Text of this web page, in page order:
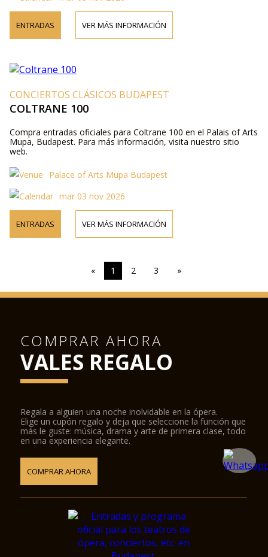
ENTRADAS VER MÁS INFORMACIÓN
CONCIERTOS CLÁSICOS BUDAPEST
COLTRANE 100
Compra entradas oficiales para Coltrane 100 en el Palais of Arts
Mupa, Budapest. Para más información, visita nuestro sitio
web.
Palace of Arts Müpa Budapest
mar 03 nov 2026
ENTRADAS VER MÁS INFORMACIÓN
« 1 2 3 »
COMPRAR AHORA
VALES REGALO
Regala a alguien una noche inolvidable en la ópera.
Elige un cupón regalo y deja que seleccione la función que
más le guste: música, drama y arte de primera clase, todo
en una experiencia elegante.
COMPRAR AHORA